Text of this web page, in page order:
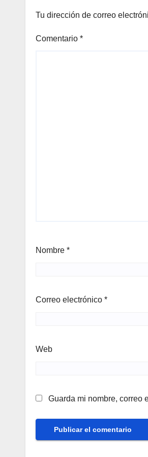
Tu dirección de correo
Comentario *
Nombre *
Correo electrónico *
Web
Guarda mi nombre, correo